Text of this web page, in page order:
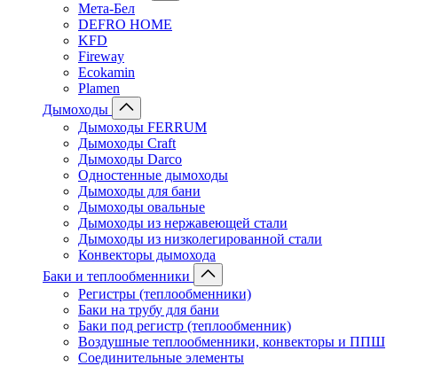
Мета-Бел
DEFRO HOME
KFD
Fireway
Ecokamin
Plamen
Дымоходы
Дымоходы FERRUM
Дымоходы Craft
Дымоходы Darco
Одностенные дымоходы
Дымоходы для бани
Дымоходы овальные
Дымоходы из нержавеющей стали
Дымоходы из низколегированной стали
Конвекторы дымохода
Баки и теплообменники
Регистры (теплообменники)
Баки на трубу для бани
Баки под регистр (теплообменник)
Воздушные теплообменники, конвекторы и ППШ
Соединительные элементы